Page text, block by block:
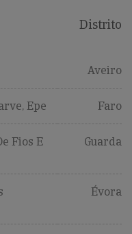
Distrito
Aveiro
Epe Faro
Fios E
Guarda
Évora